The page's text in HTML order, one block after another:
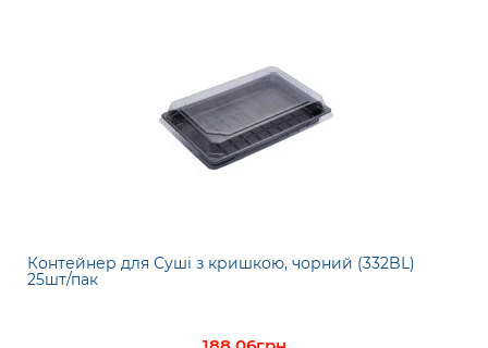
Контейнер для Суші з кришкою, чорний (332BL)
25шт/пак